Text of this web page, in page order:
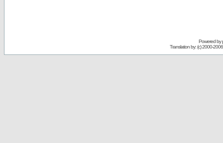
Powered by
Translation by: (c) 2000-